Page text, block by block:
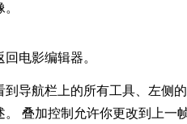
回电影编辑器。
导航栏上的所有工具、左侧
。 叠加控制允许你更改到上一